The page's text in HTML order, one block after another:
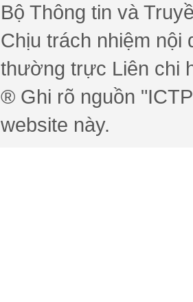
Bộ Thông tin và
Chịu trách nhiệm nội
thường trực Liên chi
® Ghi rõ nguồn
website này.